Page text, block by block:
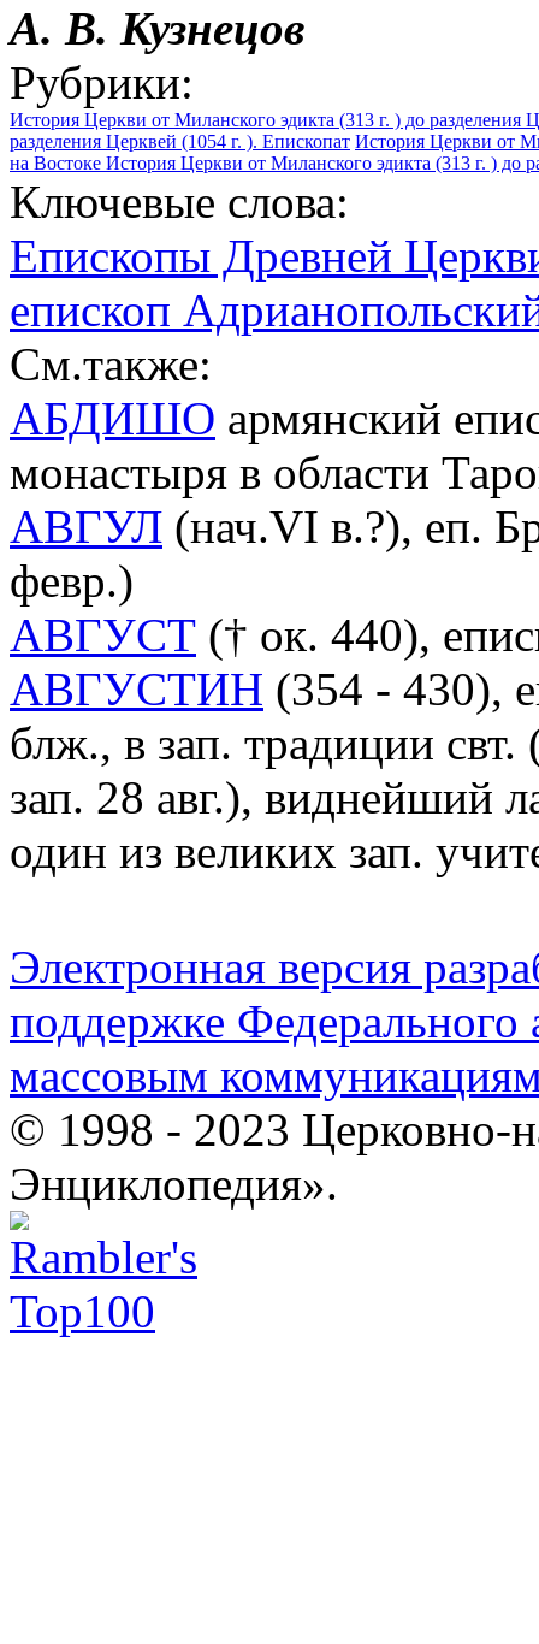
А. В. Кузнецов
Рубрики:
История Церкви от Миланского эдикта (313 г. ) до разделения
разделения Церквей (1054 г. ). Епископат История Церкви от
на Востоке История Церкви от Миланского эдикта (313 г. ) до
Ключевые слова:
Епископы Древней
епископ
См.также:
АБДИШО армянский
монастыря в области
АВГУЛ (нач.VI в.?), еп.
февр.)
АВГУСТ († ок. 440),
АВГУСТИН (354 - 430),
блж., в зап. традиции
зап. 28 авг.), виднейший
один из великих зап.
Электронная версия
поддержке Федерального
массовым
© 1998 - 2023 Церковно-
Энциклопедия».